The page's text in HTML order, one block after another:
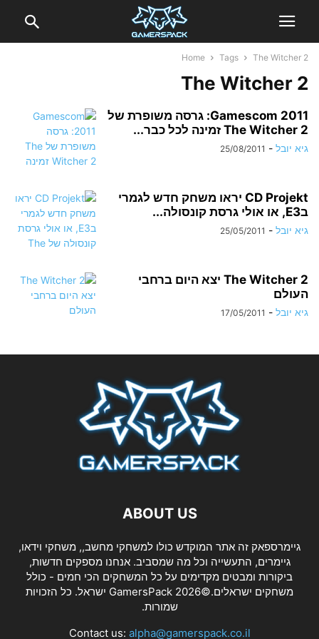
Home Tags The Witcher 2
The Witcher 2
Gamescom 2011: גרסה משופרת של
The Witcher 2 זמינה לכל כבר...
גיא יובל -
25/08/2011
CD Projekt יראו משחק חדש לגמרי
בE3, או אולי גרסת קונסולה...
גיא יובל -
25/05/2011
The Witcher 2 יצא היום ברחבי
העולם
גיא יובל -
17/05/2011
ABOUT US
גיימרספאק זה אתר המוקדש כולו למשחקי מחשב,, משחקי וידאו,
גיימרים, התעשייה וכל מה שמסביב. אנחנו מספקים חדשות,
ביקורות ומבטים מקדימים על כל המשחקים הכי חמים - כולל
משחקים ישראלים.©2026 GamersPack ישראל. כל הזכויות
שמורות.
Contact us: alpha@gamerspack.co.il